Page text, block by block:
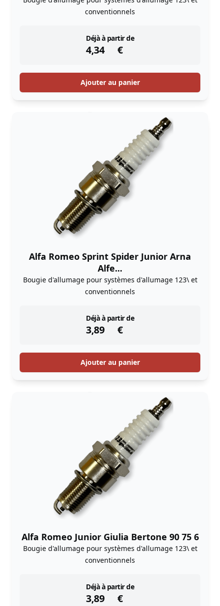
conventionnels
Déjà à partir de
4,34 €
instock
Ajouter au panier
Alfa Romeo Sprint Spider Junior Arna
Alfe...
Bougie d'allumage pour systèmes d'allumage 123\ et
conventionnels
Déjà à partir de
3,89 €
instock
Ajouter au panier
Alfa Romeo Junior Giulia Bertone 90 75 6
Bougie d'allumage pour systèmes d'allumage 123\ et
conventionnels
Déjà à partir de
3,89 €
instock